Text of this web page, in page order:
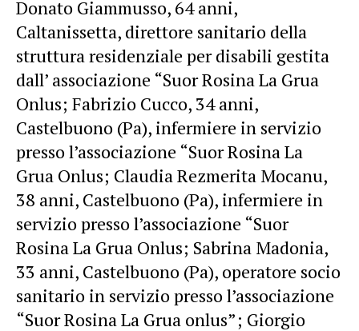
Donato Giammusso, 64 anni,
Caltanissetta, direttore sanitario della
struttura residenziale per disabili gestita
dall’ associazione “Suor Rosina La Grua
Onlus; Fabrizio Cucco, 34 anni,
Castelbuono (Pa), infermiere in servizio
presso l’associazione “Suor Rosina La
Grua Onlus; Claudia Rezmerita Mocanu,
38 anni, Castelbuono (Pa), infermiere in
servizio presso l’associazione “Suor
Rosina La Grua Onlus; Sabrina Madonia,
33 anni, Castelbuono (Pa), operatore socio
sanitario in servizio presso l’associazione
“Suor Rosina La Grua onlus”; Giorgio